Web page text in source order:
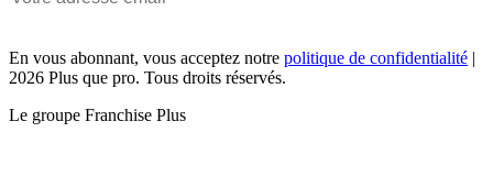
En vous abonnant, vous acceptez notre politique de confidentialité |
2026 Plus que pro. Tous droits réservés.
Le groupe Franchise Plus